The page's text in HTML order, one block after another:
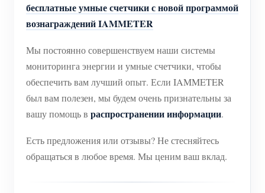
бесплатные умные счетчики с новой программой
вознаграждений IAMMETER
Мы постоянно совершенствуем наши системы
мониторинга энергии и умные счетчики, чтобы
обеспечить вам лучший опыт. Если IAMMETER
был вам полезен, мы будем очень признательны за
вашу помощь в распространении информации.
Есть предложения или отзывы? Не стесняйтесь
обращаться в любое время. Мы ценим ваш вклад.